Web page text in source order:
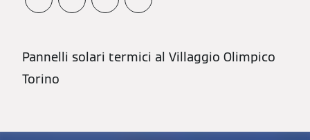
Pannelli solari termici al Villaggio Olimpico
Torino